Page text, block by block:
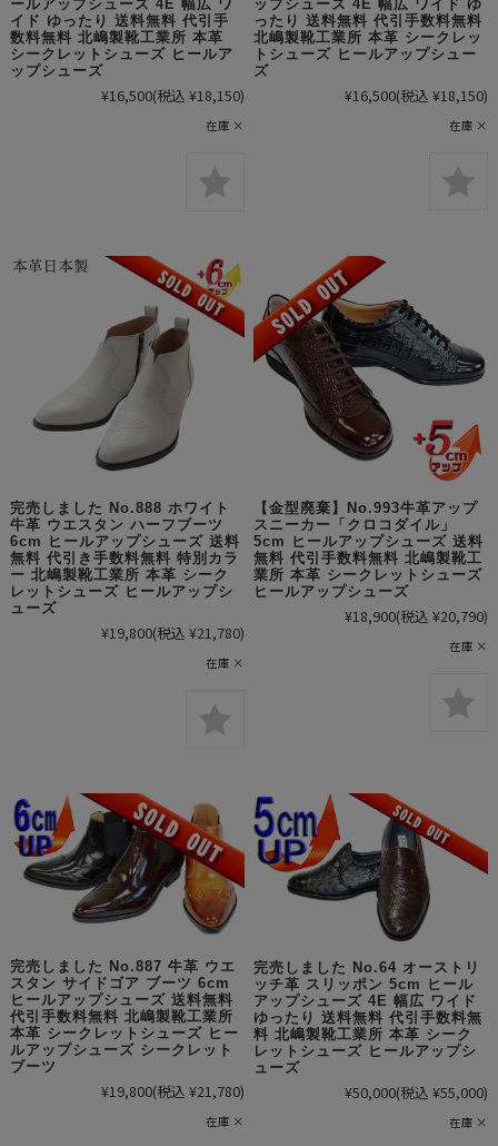
ールアップシューズ 4E 幅広 ワ
イド ゆったり 送料無料 代引手
数料無料 北嶋製靴工業所 本革
シークレットシューズ ヒールア
ップシューズ
¥16,500(税込 ¥18,150)
在庫 ×
ップシューズ 4E 幅広 ワイド ゆ
ったり 送料無料 代引手数料無料
北嶋製靴工業所 本革 シークレッ
トシューズ ヒールアップシュー
ズ
¥16,500(税込 ¥18,150)
在庫 ×
完売しました No.888 ホワイト
牛革 ウエスタン ハーフブーツ
6cm ヒールアップシューズ 送料
無料 代引き手数料無料 特別カラ
ー 北嶋製靴工業所 本革 シーク
レットシューズ ヒールアップシ
ューズ
¥19,800(税込 ¥21,780)
在庫 ×
【金型廃棄】No.993牛革アップ
スニーカー「クロコダイル」
5cm ヒールアップシューズ 送料
無料 代引手数料無料 北嶋製靴工
業所 本革 シークレットシューズ
ヒールアップシューズ
¥18,900(税込 ¥20,790)
在庫 ×
完売しました No.887 牛革 ウエ
スタン サイドゴア ブーツ 6cm
ヒールアップシューズ 送料無料
代引手数料無料 北嶋製靴工業所
本革 シークレットシューズ ヒー
ルアップシューズ シークレット
ブーツ
¥19,800(税込 ¥21,780)
在庫 ×
完売しました No.64 オーストリ
ッチ革 スリッポン 5cm ヒール
アップシューズ 4E 幅広 ワイド
ゆったり 送料無料 代引手数料無
料 北嶋製靴工業所 本革 シーク
レットシューズ ヒールアップシ
ューズ
¥50,000(税込 ¥55,000)
在庫 ×